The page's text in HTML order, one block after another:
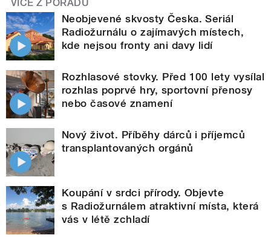
VÍCE Z POŘADU
Neobjevené skvosty Česka. Seriál
Radiožurnálu o zajímavých místech,
kde nejsou fronty ani davy lidí
Rozhlasové stovky. Před 100 lety vysílal
rozhlas poprvé hry, sportovní přenosy
nebo časové znamení
Nový život. Příběhy dárců i příjemců
transplantovaných orgánů
Koupání v srdci přírody. Objevte
s Radiožurnálem atraktivní místa, která
vás v létě zchladí